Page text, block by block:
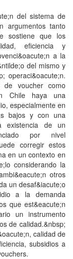
del sistema de
argumentos tanto
sostiene que los
eficiencia y
a la
del mismo y
operaci&oacute;n.
de voucher como
Chile haya una
especialmente en
bajos y con una
existencia de un
por nivel
corregir estos
en un contexto en
considerando la
otros
un desaf&iacute;o
a la demanda
que est&eacute;n
un instrumento
de calidad.&nbsp;
calidad de
subsidios a